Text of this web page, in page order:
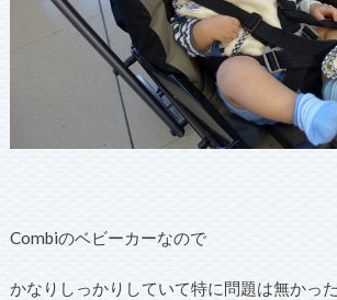
Combiのベビーカーなので
かなりしっかりしていて特に問題は無かった